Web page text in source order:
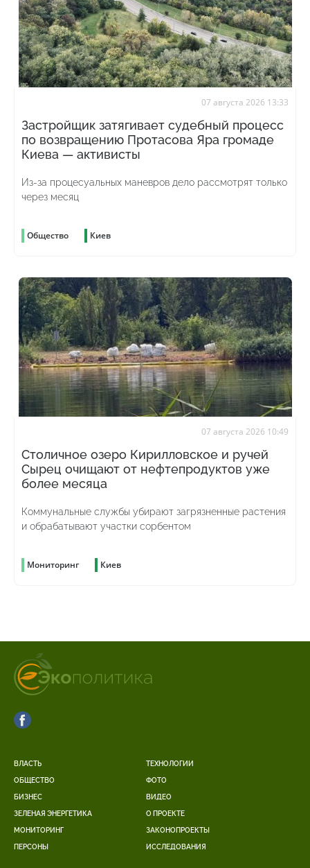
07 августа 2026 13:33
Застройщик затягивает судебный процесс
по возвращению Протасова Яра громаде
Киева — активисты
Из-за процесуальных маневров дело рассмотрят только
через месяц
Общество Киев
07 августа 2026 10:49
Столичное озеро Кирилловское и ручей
Сырец очищают от нефтепродуктов уже
более месяца
Коммунальные службы убирают загрязненные растения
и обрабатывают участки сорбентом
Мониторинг Киев
ВЛАСТЬ
ОБЩЕСТВО
БИЗНЕС
ЗЕЛЕНАЯ ЭНЕРГЕТИКА
МОНИТОРИНГ
ПЕРСОНЫ
ТЕХНОЛОГИИ
ФОТО
ВИДЕО
О ПРОЕКТЕ
ЗАКОНОПРОЕКТЫ
ИССЛЕДОВАНИЯ